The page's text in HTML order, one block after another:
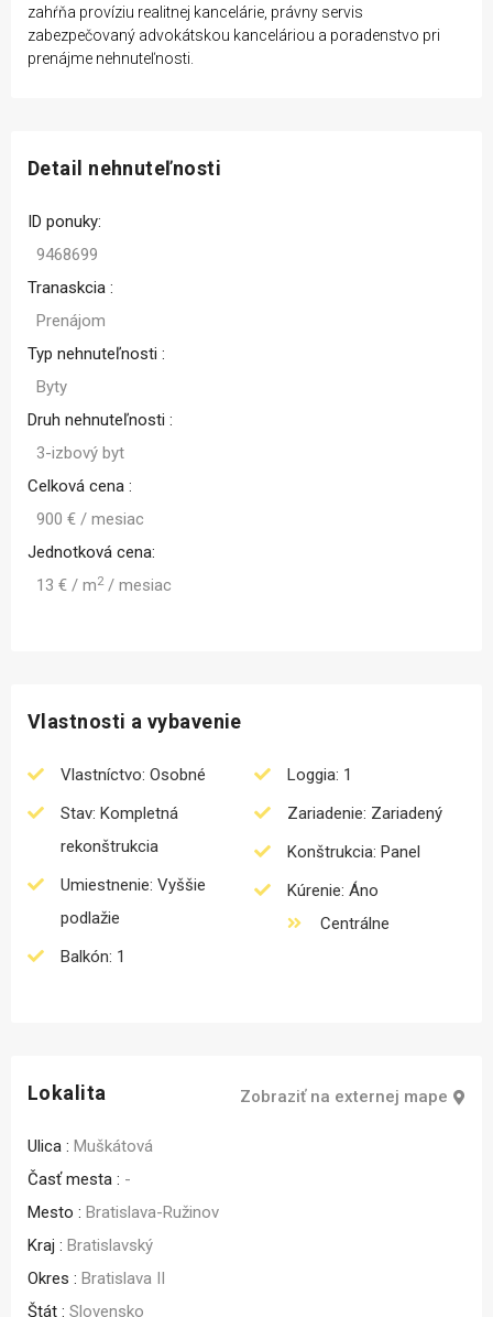
zahŕňa províziu realitnej kancelárie, právny servis
zabezpečovaný advokátskou kanceláriou a poradenstvo pri
prenájme nehnuteľnosti.
Detail nehnuteľnosti
ID ponuky:
9468699
Tranaskcia :
Prenájom
Typ nehnuteľnosti :
Byty
Druh nehnuteľnosti :
3-izbový byt
Celková cena :
900 € / mesiac
Jednotková cena:
13 € / m2/ mesiac
Vlastnosti a vybavenie
Vlastníctvo: Osobné
Stav: Kompletná
rekonštrukcia
Umiestnenie: Vyššie
podlažie
Balkón: 1
Loggia: 1
Zariadenie: Zariadený
Konštrukcia: Panel
Kúrenie: Áno
Centrálne
Lokalita Zobraziť na externej mape
Ulica : Muškátová
Časť mesta : -
Mesto : Bratislava-Ružinov
Kraj : Bratislavský
Okres : Bratislava II
Štát : Slovensko